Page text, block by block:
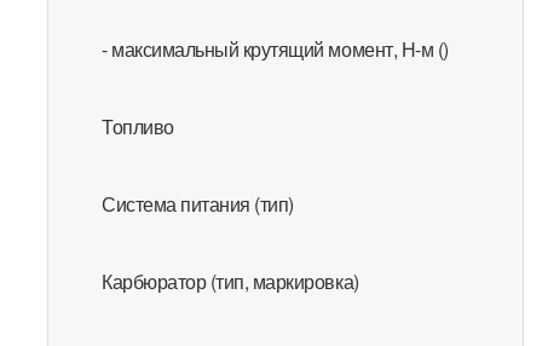
- максимальный крутящий момент, Н-м ()
Топливо
Система питания (тип)
Карбюратор (тип, маркировка)